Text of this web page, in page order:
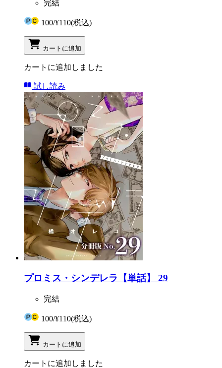
完結
100/¥110(税込)
カートに追加
カートに追加しました
試し読み
プロミス・シンデレラ【単話】 29
完結
100/¥110(税込)
カートに追加
カートに追加しました